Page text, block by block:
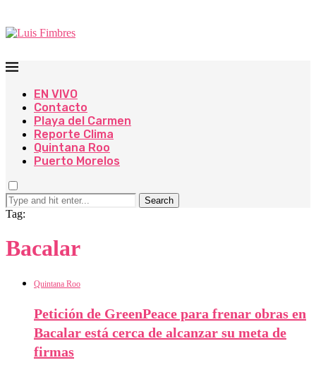
EN VIVO
Contacto
Playa del Carmen
Reporte Clima
Quintana Roo
Puerto Morelos
Search
Tag:
Bacalar
Quintana Roo
Petición de GreenPeace para frenar obras en
Bacalar está cerca de alcanzar su meta de
firmas